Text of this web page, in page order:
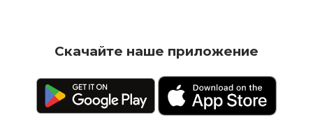
Скачайте наше приложение